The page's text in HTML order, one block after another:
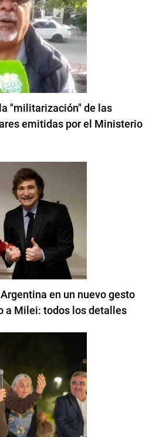
"militarización" de las
emitidas por el Ministerio
en un nuevo gesto
a Milei: todos los detalles